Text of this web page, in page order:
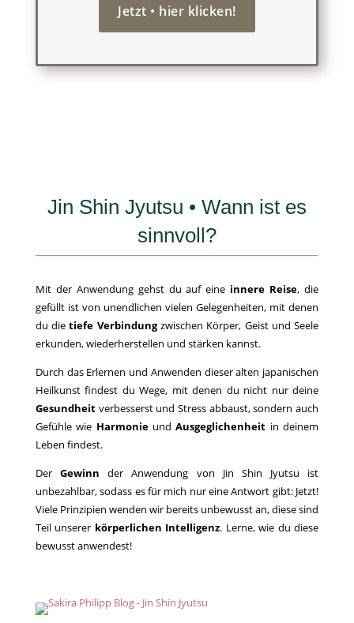
Jetzt • hier klicken!
Jin Shin Jyutsu • Wann ist es
sinnvoll?
Mit der Anwendung gehst du auf eine innere Reise, die
gefüllt ist von unendlichen vielen Gelegenheiten, mit denen
du dietiefe Verbindungzwischen Körper, Geist und Seele
erkunden, wiederherstellen und stärken kannst.
Durch das Erlernen und Anwenden dieser alten japanischen
Heilkunst findest du Wege, mit denen du nicht nur deine
Gesundheitverbesserst und Stress abbaust, sondern auch
Gefühle wie HarmonieundAusgeglichenheit in deinem
Leben findest.
Der Gewinn der Anwendung von Jin Shin Jyutsu ist
unbezahlbar, sodass es für mich nur eine Antwort gibt: Jetzt!
Viele Prinzipien wenden wir bereits unbewusst an, diese sind
Teil unserer körperlichen Intelligenz. Lerne, wie du diese
bewusst anwendest!